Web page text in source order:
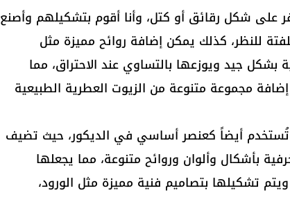
شكل رقائق أو كتل، وأنا أقوم بتشكيلهم وأصنع
للنظر، كذلك يمكن إضافة روائح مميزة مثل
بشكل جيد ويوزعها بالتساوي عند الاحتراق، مما
مجموعة متنوعة من الزيوت العطرية الطبيعية
أيضاً كعنصر أساسي في الديكور، حيث تضيف
بأشكال وألوان وروائح متنوعة، مما يجعلها
ويتم تشكيلها بتصاميم فنية مميزة مثل الورود،